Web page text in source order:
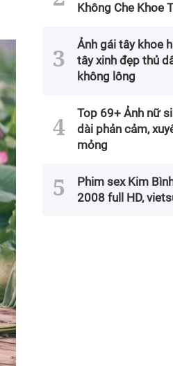
Không Che Khoe
Ảnh gái tây khoe
tây xinh đẹp thủ
không lông
Top 69+ Ảnh nữ
dài phản cảm,
mỏng
Phim sex Kim
2008 full HD,